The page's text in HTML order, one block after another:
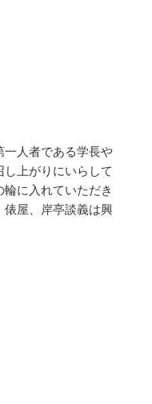
人者である学長や
上がりにいらして
に入れていただき
俵屋、岸亭談義は興